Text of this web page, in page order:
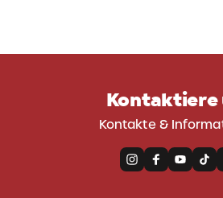
Kontaktiere
Kontakte &